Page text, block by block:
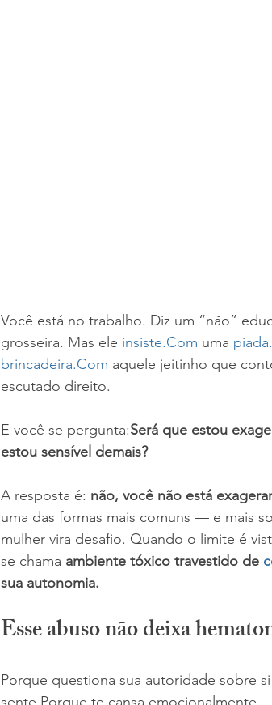
Você está no trabalho. Diz um “não”
grosseira. Mas ele insiste.Com uma
brincadeira.Com aquele jeitinho que
escutado direito.
E você se pergunta:Será que estou
estou sensível demais?
A resposta é: não, você não está
uma das formas mais comuns — e mais
mulher vira desafio. Quando o limite é
se chama ambiente tóxico travestido de
sua autonomia.
Esse abuso não deixa
Porque questiona sua autoridade sobre